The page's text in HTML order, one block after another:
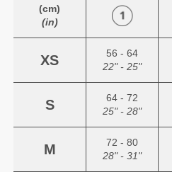
(cm)
(in)
XS
56 - 64
22" - 25"
S
64 - 72
25" - 28"
M
72 - 80
28" - 31"